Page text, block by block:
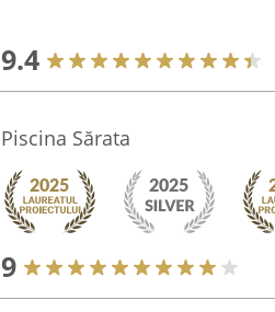
9.4
Piscina Sărata
9